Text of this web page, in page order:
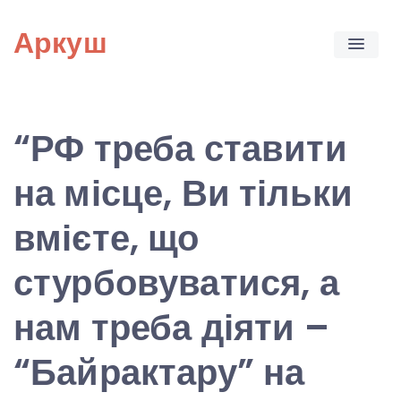
content
Аркуш
“РФ треба ставити
на місце, Ви тільки
вмієте, що
стурбовуватися, а
нам треба діяти –
“Байрактару” на